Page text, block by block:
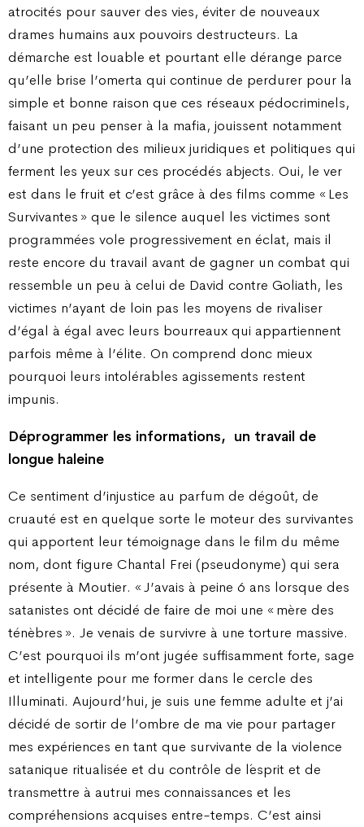
atrocités pour sauver des vies, éviter de nouveaux
drames humains aux pouvoirs destructeurs. La
démarche est louable et pourtant elle dérange parce
qu’elle brise l’omerta qui continue de perdurer pour la
simple et bonne raison que ces réseaux pédocriminels,
faisant un peu penser à la mafia, jouissent notamment
d’une protection des milieux juridiques et politiques qui
ferment les yeux sur ces procédés abjects. Oui, le ver
est dans le fruit et c’est grâce à des films comme « Les
Survivantes » que le silence auquel les victimes sont
programmées vole progressivement en éclat, mais il
reste encore du travail avant de gagner un combat qui
ressemble un peu à celui de David contre Goliath, les
victimes n’ayant de loin pas les moyens de rivaliser
d’égal à égal avec leurs bourreaux qui appartiennent
parfois même à l’élite. On comprend donc mieux
pourquoi leurs intolérables agissements restent
impunis.
Déprogrammer les informations, un travail de
longue haleine
Ce sentiment d’injustice au parfum de dégoût, de
cruauté est en quelque sorte le moteur des survivantes
qui apportent leur témoignage dans le film du même
nom, dont figure Chantal Frei (pseudonyme) qui sera
présente à Moutier. « J’avais à peine 6 ans lorsque des
satanistes ont décidé de faire de moi une « mère des
ténèbres ». Je venais de survivre à une torture massive.
C’est pourquoi ils m’ont jugée suffisamment forte, sage
et intelligente pour me former dans le cercle des
Illuminati. Aujourd’hui, je suis une femme adulte et j’ai
décidé de sortir de l’ombre de ma vie pour partager
mes expériences en tant que survivante de la violence
satanique ritualisée et du contrôle de l´esprit et de
transmettre à autrui mes connaissances et les
compréhensions acquises entre-temps. C’est ainsi